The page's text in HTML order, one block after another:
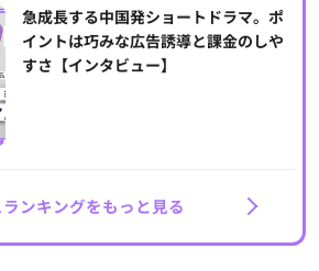
急成長する中国発ショートドラマ。ポ
イントは巧みな広告誘導と課金のしや
すさ【インタビュー】
ンキングをもっと見る